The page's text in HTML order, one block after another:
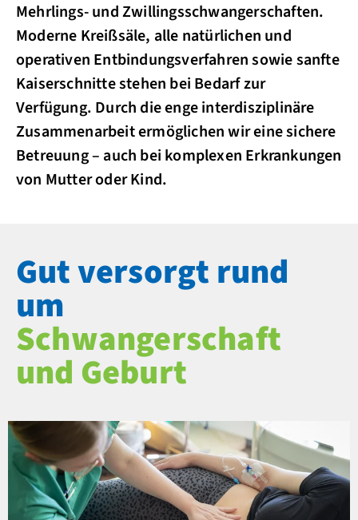
Mehrlings- und Zwillings­schwangerschaften.
Moderne Kreißsäle, alle natürlichen und
operativen Entbindungsverfahren sowie sanfte
Kaiserschnitte stehen bei Bedarf zur
Verfügung. Durch die enge interdisziplinäre
Zusammenarbeit ermöglichen wir eine sichere
Betreuung – auch bei komplexen Erkrankungen
von Mutter oder Kind.
Gut versorgt rund
um
Schwangerschaft
und Geburt